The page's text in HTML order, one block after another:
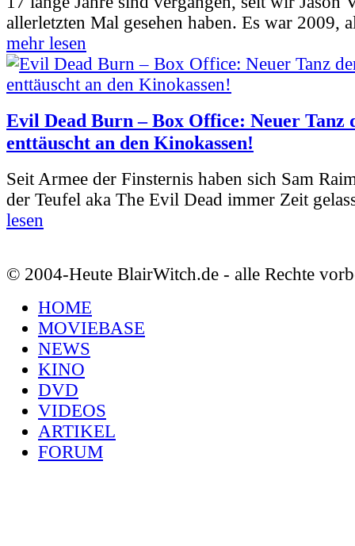
allerletzten Mal gesehen haben. Es war 2009,
mehr lesen
Evil Dead Burn – Box Office: Neuer Tanz
enttäuscht an den Kinokassen!
Seit Armee der Finsternis haben sich Sam
der Teufel aka The Evil Dead immer Zeit
lesen
© 2004-Heute BlairWitch.de - alle Rechte
HOME
MOVIEBASE
NEWS
KINO
DVD
VIDEOS
ARTIKEL
FORUM